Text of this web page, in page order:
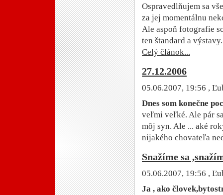
Ospravedlňujem sa
za jej momentálnu
Ale aspoň fotografie
ten štandard a
Celý článok...
27.12.2006
05.06.2007, 19:56 ,
Dnes som konečne
veľmi veľké. Ale pár
môj syn. Ale ... aké
nijakého chovateľa
Snažíme sa
05.06.2007, 19:56 ,
Ja , ako